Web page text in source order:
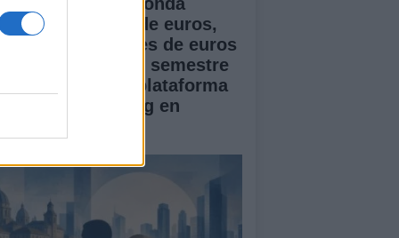
de 1 millón de euros,
los 5 millones de euros
ARR en el primer semestre
2026 y lanza su plataforma
Creator Marketing en